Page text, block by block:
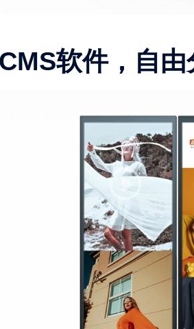
软件，自由